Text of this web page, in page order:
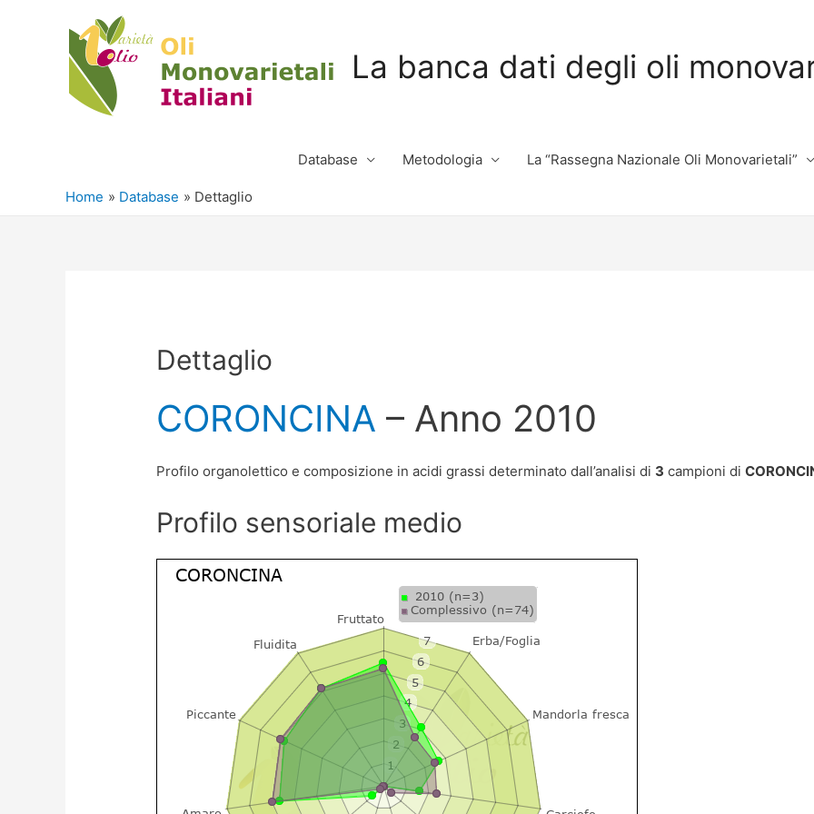
La banca dati degli oli
Database Metodologia La “Rassegna Nazionale Oli Monovarietali”
Home Database Dettaglio
Dettaglio
CORONCINA – Anno 2010
Profilo organolettico e composizione in acidi grassi determinato dall’analisi di 3 campioni di
Profilo sensoriale medio